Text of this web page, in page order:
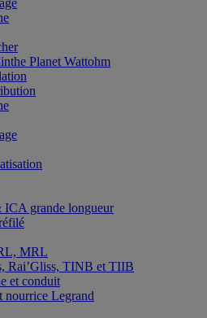
Planet Wattohm
grande longueur
MRL
Rai’Gliss, TINB et TIIB
et conduit
nourrice Legrand